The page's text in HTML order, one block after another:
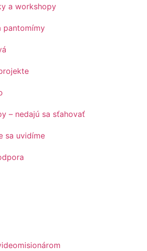
a workshopy
pantomímy
– nedajú sa sťahovať
sa uvidíme